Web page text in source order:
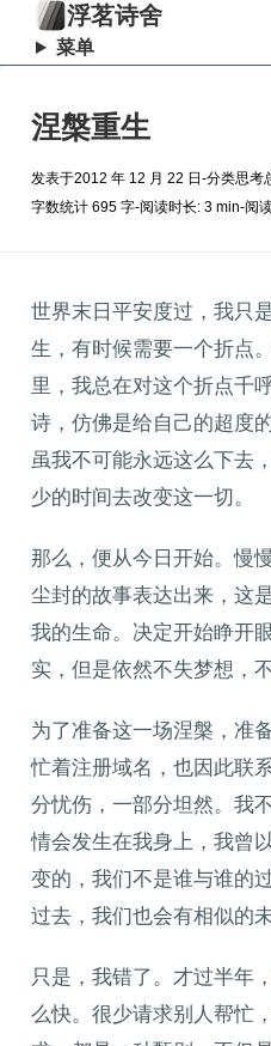
浮茗诗舍
菜单
涅槃重生
发表于2012 年 12 月 22 日 -分类思考
字数统计 695 字-阅读时长: 3 min-阅
世界末日平安度过，我只
生，有时候需要一个折点
里，我总在对这个折点千
诗，仿佛是给自己的超度
虽我不可能永远这么下去
少的时间去改变这一切。
那么，便从今日开始。慢
尘封的故事表达出来，这
我的生命。决定开始睁开
实，但是依然不失梦想，
为了准备这一场涅槃，准
忙着注册域名，也因此联
分忧伤，一部分坦然。我
情会发生在我身上，我曾
变的，我们不是谁与谁的
过去，我们也会有相似的未
只是，我错了。才过半年
么快。很少请求别人帮忙